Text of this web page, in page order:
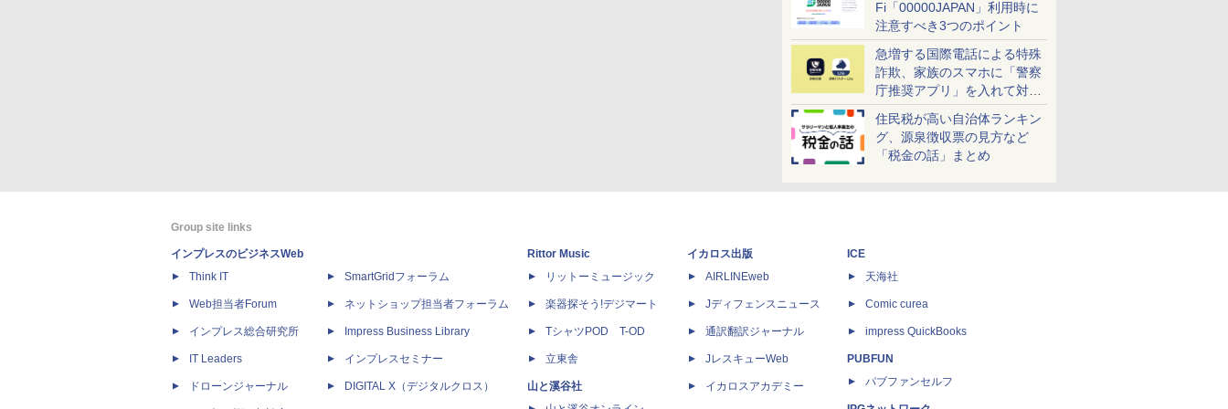
Fi「00000JAPAN」利用時に
注意すべき3つのポイント
急増する国際電話による特殊
詐欺、家族のスマホに「警察
庁推奨アプリ」を入れて対策
しよう！
住民税が高い自治体ランキン
グ、源泉徴収票の見方など
「税金の話」まとめ
Group site links
インプレスのビジネスWeb
Think IT
Web担当者Forum
インプレス総合研究所
IT Leaders
ドローンジャーナル
SmartGridフォーラム
ネットショップ担当者フォーラム
Impress Business Library
インプレスセミナー
DIGITAL X（デジタルクロス）
Rittor Music
リットーミュージック
楽器探そう!デジマート
TシャツPOD T-OD
立東舎
山と溪谷社
イカロス出版
AIRLINEweb
Jディフェンスニュース
通訳翻訳ジャーナル
JレスキューWeb
イカロスアカデミー
ICE
天海社
Comic curea
impress QuickBooks
PUBFUN
パブファンセルフ